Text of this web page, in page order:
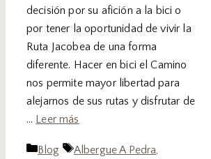
decisión por su afición a la bici o
por tener la oportunidad de vivir la
Ruta Jacobea de una forma
diferente. Hacer en bici el Camino
nos permite mayor libertad para
alejarnos de sus rutas y disfrutar de
… Leer más
Blog Albergue A Pedra,